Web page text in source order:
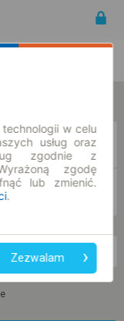
w celu
usług oraz
zgodnie z
zgodę
lub zmienić.
.
Zezwalam